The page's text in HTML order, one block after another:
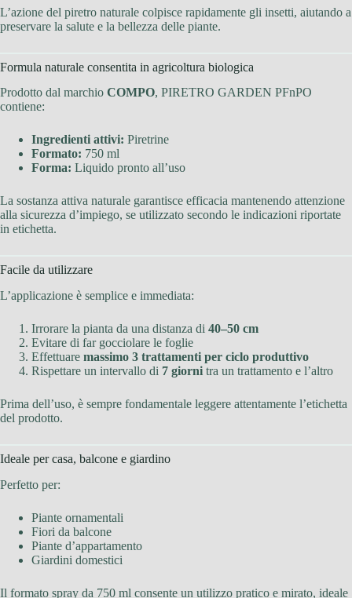
L’azione del piretro naturale colpisce rapidamente gli insetti, aiutando a
preservare la salute e la bellezza delle piante.
Formula naturale consentita in agricoltura biologica
Prodotto dal marchio COMPO, PIRETRO GARDEN PFnPO
contiene:
Ingredienti attivi: Piretrine
Formato: 750 ml
Forma: Liquido pronto all’uso
La sostanza attiva naturale garantisce efficacia mantenendo attenzione
alla sicurezza d’impiego, se utilizzato secondo le indicazioni riportate
in etichetta.
Facile da utilizzare
L’applicazione è semplice e immediata:
Irrorare la pianta da una distanza di 40–50 cm
Evitare di far gocciolare le foglie
Effettuare massimo 3 trattamenti per ciclo produttivo
Rispettare un intervallo di 7 giorni tra un trattamento e l’altro
Prima dell’uso, è sempre fondamentale leggere attentamente l’etichetta
del prodotto.
Ideale per casa, balcone e giardino
Perfetto per:
Piante ornamentali
Fiori da balcone
Piante d’appartamento
Giardini domestici
Il formato spray da 750 ml consente un utilizzo pratico e mirato, ideale